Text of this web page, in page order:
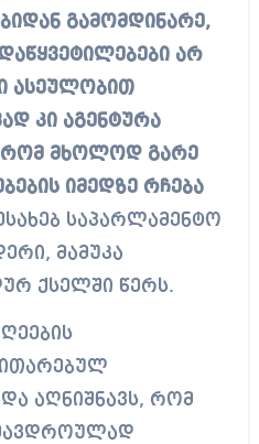
გამომდინარე,
არ
ასეულობით
კი აგენტურა
რომ მხოლოდ გარე
იმედზე რჩება
საპარლამენტო
მამუკა
ქსელში წერს.
აღნიშნავს, რომ